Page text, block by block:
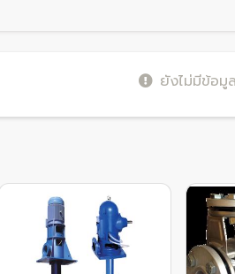
ยังไม่มีข้อมูล